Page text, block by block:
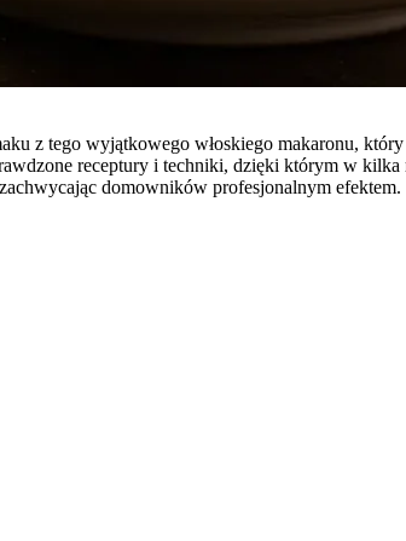
z tego wyjątkowego włoskiego makaronu,
receptury i techniki, dzięki którym w
domowników profesjonalnym efektem.